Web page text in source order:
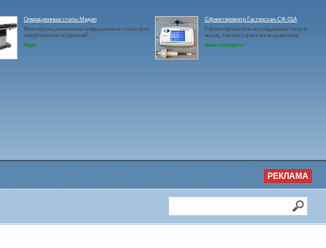
Операционные столы Медин
Многофункциональные операционные столы для
хирургических отделений.
https:
Сфинктерометр Гастроскан-СФ-01А
Сфинктерометрия-исследования тонуса
мышц тазового дна и вагин.давления.
www.rosmed.ru
РЕКЛАМА